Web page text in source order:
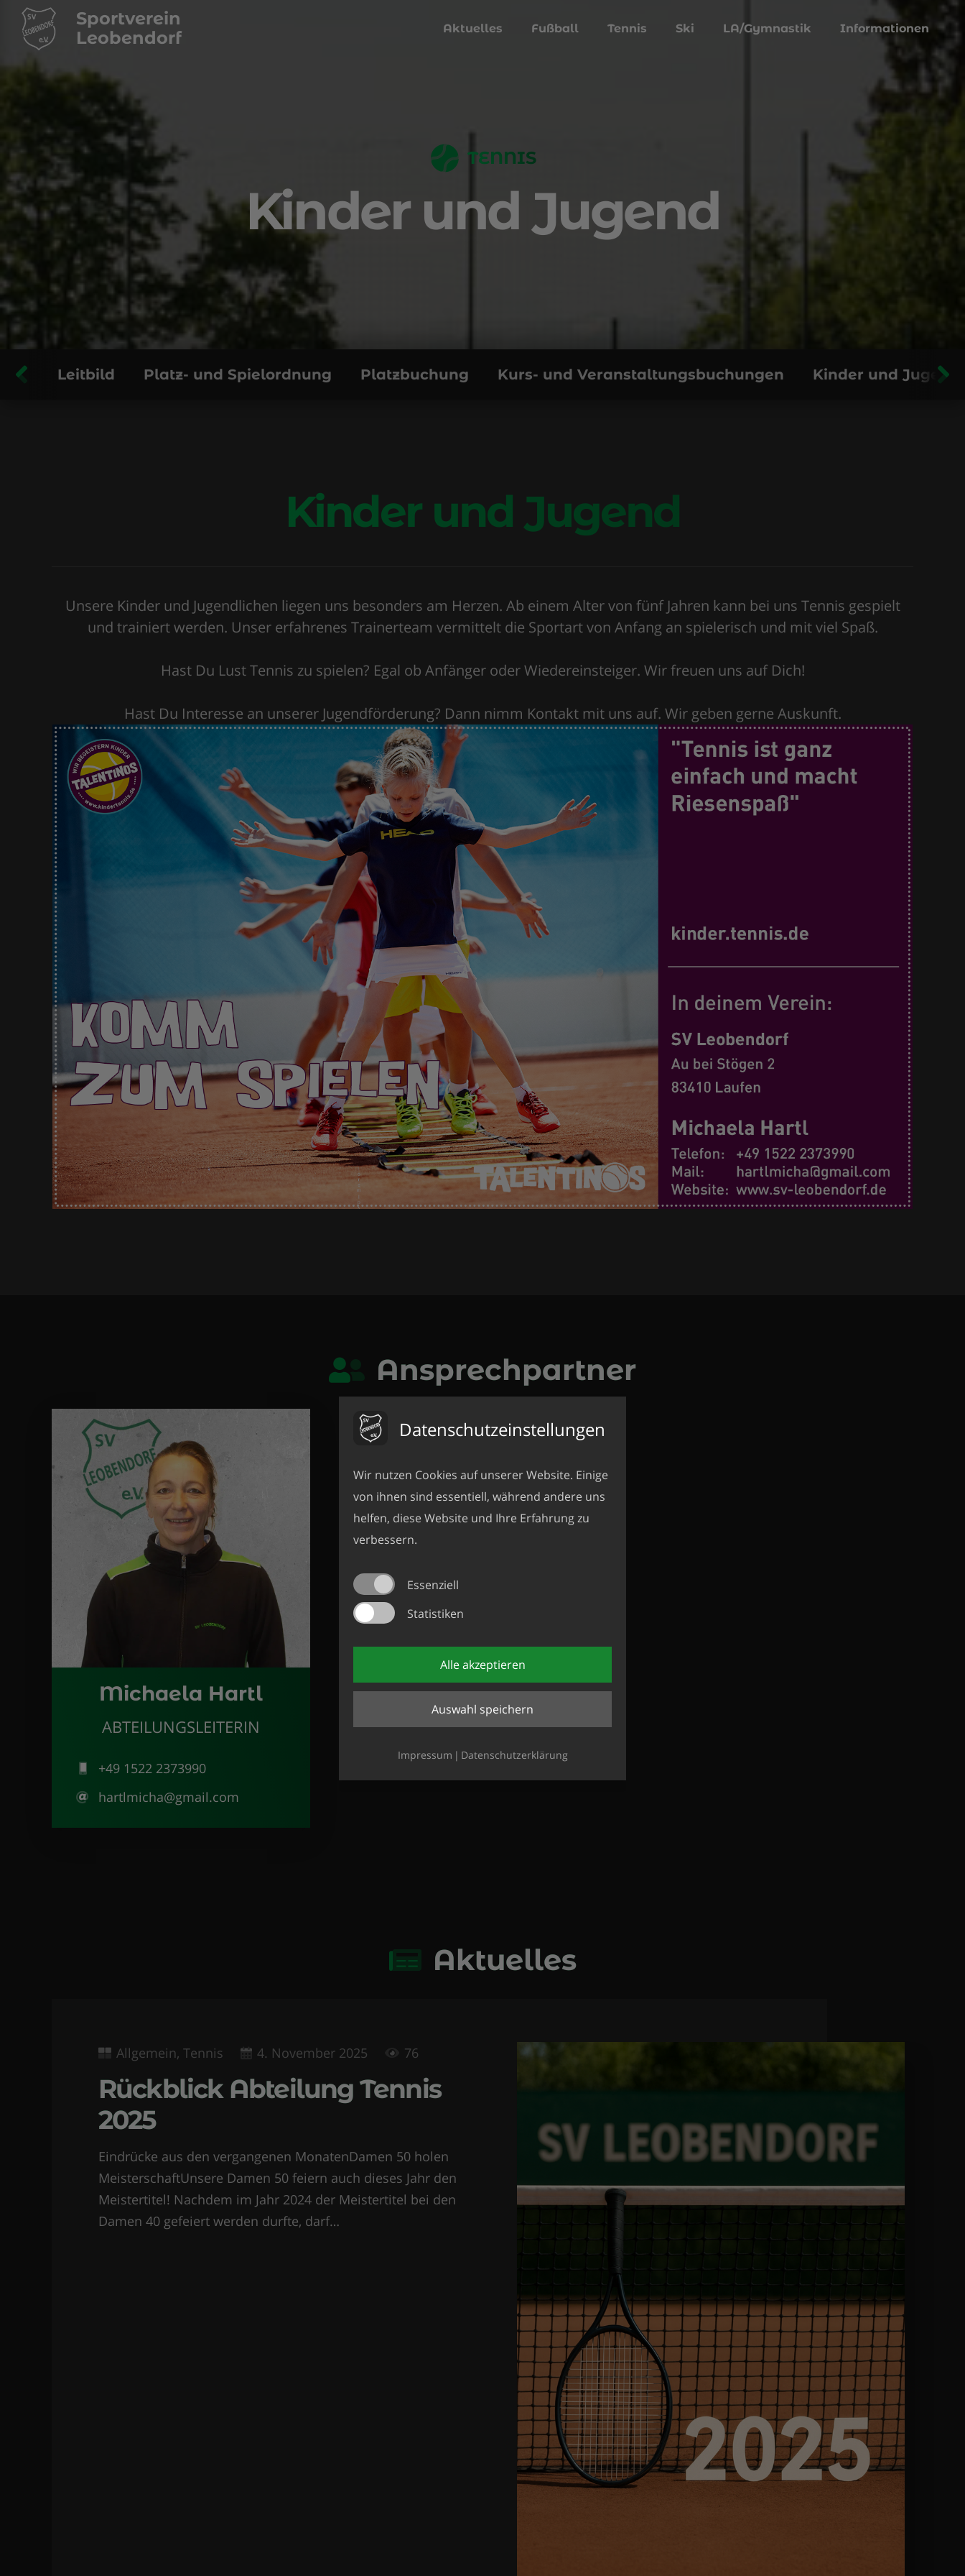
Sportverein
Leobendorf
Aktuelles Fußball Tennis Ski LA/Gymnastik Informationen
TENNIS
Kinder und Jugend
Leitbild Platz- und Spielordnung Platzbuchung Kurs- und Veranstaltungsbuchungen Kinder und Jugend
Kinder und Jugend
Unsere Kinder und Jugendlichen liegen uns besonders am Herzen. Ab einem Alter von fünf Jahren kann bei uns Tennis gespielt
und trainiert werden. Unser erfahrenes Trainerteam vermittelt die Sportart von Anfang an spielerisch und mit viel Spaß.
Hast Du Lust Tennis zu spielen? Egal ob Anfänger oder Wiedereinsteiger. Wir freuen uns auf Dich!
Hast Du Interesse an unserer Jugendförderung? Dann nimm Kontakt mit uns auf. Wir geben gerne Auskunft.
Ansprechpartner
Michaela Hartl
ABTEILUNGSLEITERIN
+49 1522 2373990
hartlmicha@gmail.com
Aktuelles
Allgemein, Tennis 4. November 2025 76
Rückblick Abteilung Tennis
2025
Eindrücke aus den vergangenen MonatenDamen 50 holen
MeisterschaftUnsere Damen 50 feiern auch dieses Jahr den
Meistertitel! Nachdem im Jahr 2024 der Meistertitel bei den
Damen 40 gefeiert werden durfte, darf…
Datenschutzeinstellungen
Wir nutzen Cookies auf unserer Website. Einige
von ihnen sind essentiell, während andere uns
helfen, diese Website und Ihre Erfahrung zu
verbessern.
Essenziell
Statistiken
Alle akzeptieren
Auswahl speichern
Impressum Datenschutzerklärung